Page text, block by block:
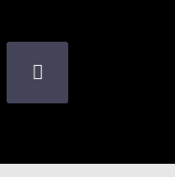
Pinterest